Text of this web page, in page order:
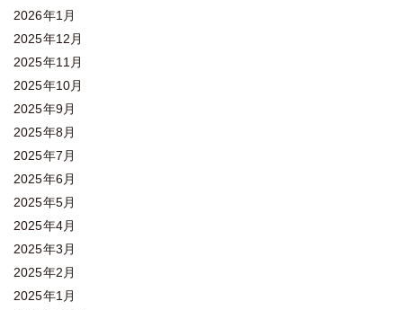
2026年1月
2025年12月
2025年11月
2025年10月
2025年9月
2025年8月
2025年7月
2025年6月
2025年5月
2025年4月
2025年3月
2025年2月
2025年1月